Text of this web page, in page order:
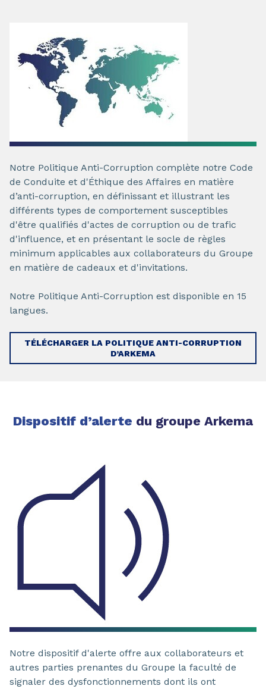
Notre Politique Anti-Corruption complète notre Code
de Conduite et d'Éthique des Affaires en matière
d’anti-corruption, en définissant et illustrant les
différents types de comportement susceptibles
d'être qualifiés d'actes de corruption ou de trafic
d'influence, et en présentant le socle de règles
minimum applicables aux collaborateurs du Groupe
en matière de cadeaux et d'invitations.
Notre Politique Anti-Corruption est disponible en 15
langues.
TÉLÉCHARGER LA POLITIQUE ANTI-CORRUPTION
D’ARKEMA
Dispositif d’alerte du groupe Arkema
Notre dispositif d'alerte offre aux collaborateurs et
autres parties prenantes du Groupe la faculté de
signaler des dysfonctionnements dont ils ont